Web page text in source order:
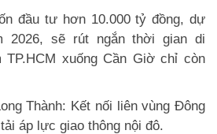
đầu tư hơn 10.000 tỷ đồng, dự
2026, sẽ rút ngắn thời gian di
xuống Cần Giờ chỉ còn
Thành: Kết nối liên vùng Đông
áp lực giao thông nội đô.